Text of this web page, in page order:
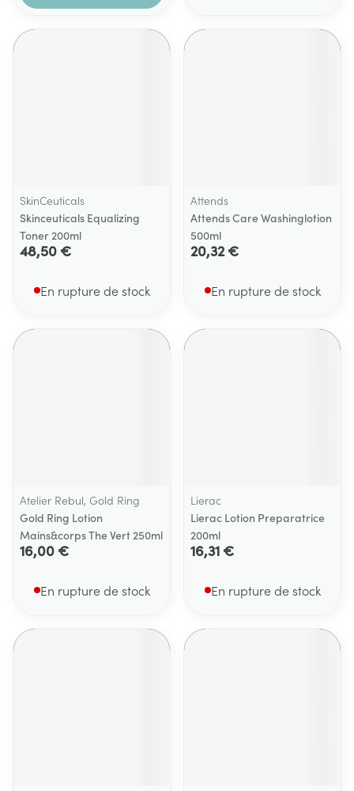
SkinCeuticals
Skinceuticals Equalizing
Toner 200ml
48,50 €
En rupture de stock
Attends
Attends Care Washinglotion
500ml
20,32 €
En rupture de stock
Atelier Rebul, Gold Ring
Gold Ring Lotion
Mains&corps The Vert 250ml
16,00 €
En rupture de stock
Lierac
Lierac Lotion Preparatrice
200ml
16,31 €
En rupture de stock